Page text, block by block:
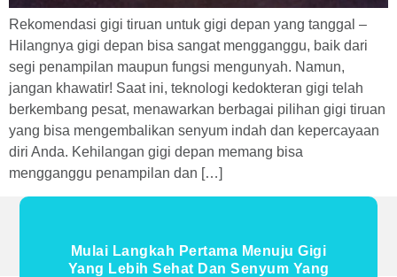
Rekomendasi gigi tiruan untuk gigi depan yang tanggal –
Hilangnya gigi depan bisa sangat mengganggu, baik dari
segi penampilan maupun fungsi mengunyah. Namun,
jangan khawatir! Saat ini, teknologi kedokteran gigi telah
berkembang pesat, menawarkan berbagai pilihan gigi tiruan
yang bisa mengembalikan senyum indah dan kepercayaan
diri Anda. Kehilangan gigi depan memang bisa
mengganggu penampilan dan […]
Mulai Langkah Pertama Menuju Gigi
Yang Lebih Sehat Dan Senyum Yang